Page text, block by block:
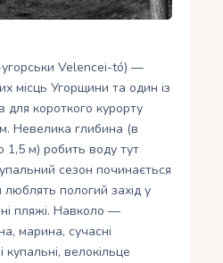
Velencei-tó) —
місць Угорщини та один із
для короткого курорту
Невелика глибина (в
1,5 м) робить воду тут
сезон починається
люблять пологий захід у
пляжі. Навколо —
марина, сучасні
купальні, велокільце